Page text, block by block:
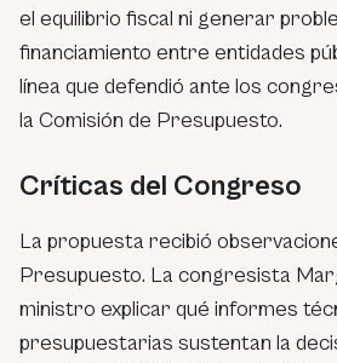
el equilibrio fiscal ni generar
financiamiento entre entidades
línea que defendió ante los
la Comisión de Presupuesto.
Críticas del Congreso
La propuesta recibió
Presupuesto. La congresista
ministro explicar qué informes
presupuestarias sustentan la